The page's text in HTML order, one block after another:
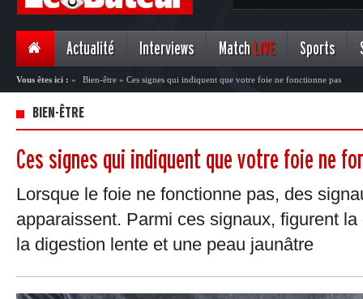
Actualité Interviews Match LIVE Sports
Vous êtes ici : » Bien-être » Ces signes qui indiquent que votre foie ne fonctionne pas
BIEN-ÊTRE
Ces signes qui indiquent que votre foie ne
Lorsque le foie ne fonctionne pas, des
apparaissent. Parmi ces signaux, figurent
la digestion lente et une peau jaunâtre